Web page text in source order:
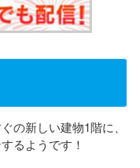
の新しい建物1階に、
るようです！